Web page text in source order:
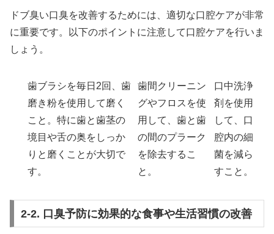
ドブ臭い口臭を改善するためには、適切な口腔ケアが非常
に重要です。以下のポイントに注意して口腔ケアを行いま
しょう。
歯ブラシを毎日2回、歯
磨き粉を使用して磨く
こと。特に歯と歯茎の
境目や舌の奥をしっか
りと磨くことが大切で
す。
歯間クリーニン
グやフロスを使
用して、歯と歯
の間のプラーク
を除去するこ
と。
口中洗浄
剤を使用
して、口
腔内の細
菌を減ら
すこと。
2-2. 口臭予防に効果的な食事や生活習慣の改善